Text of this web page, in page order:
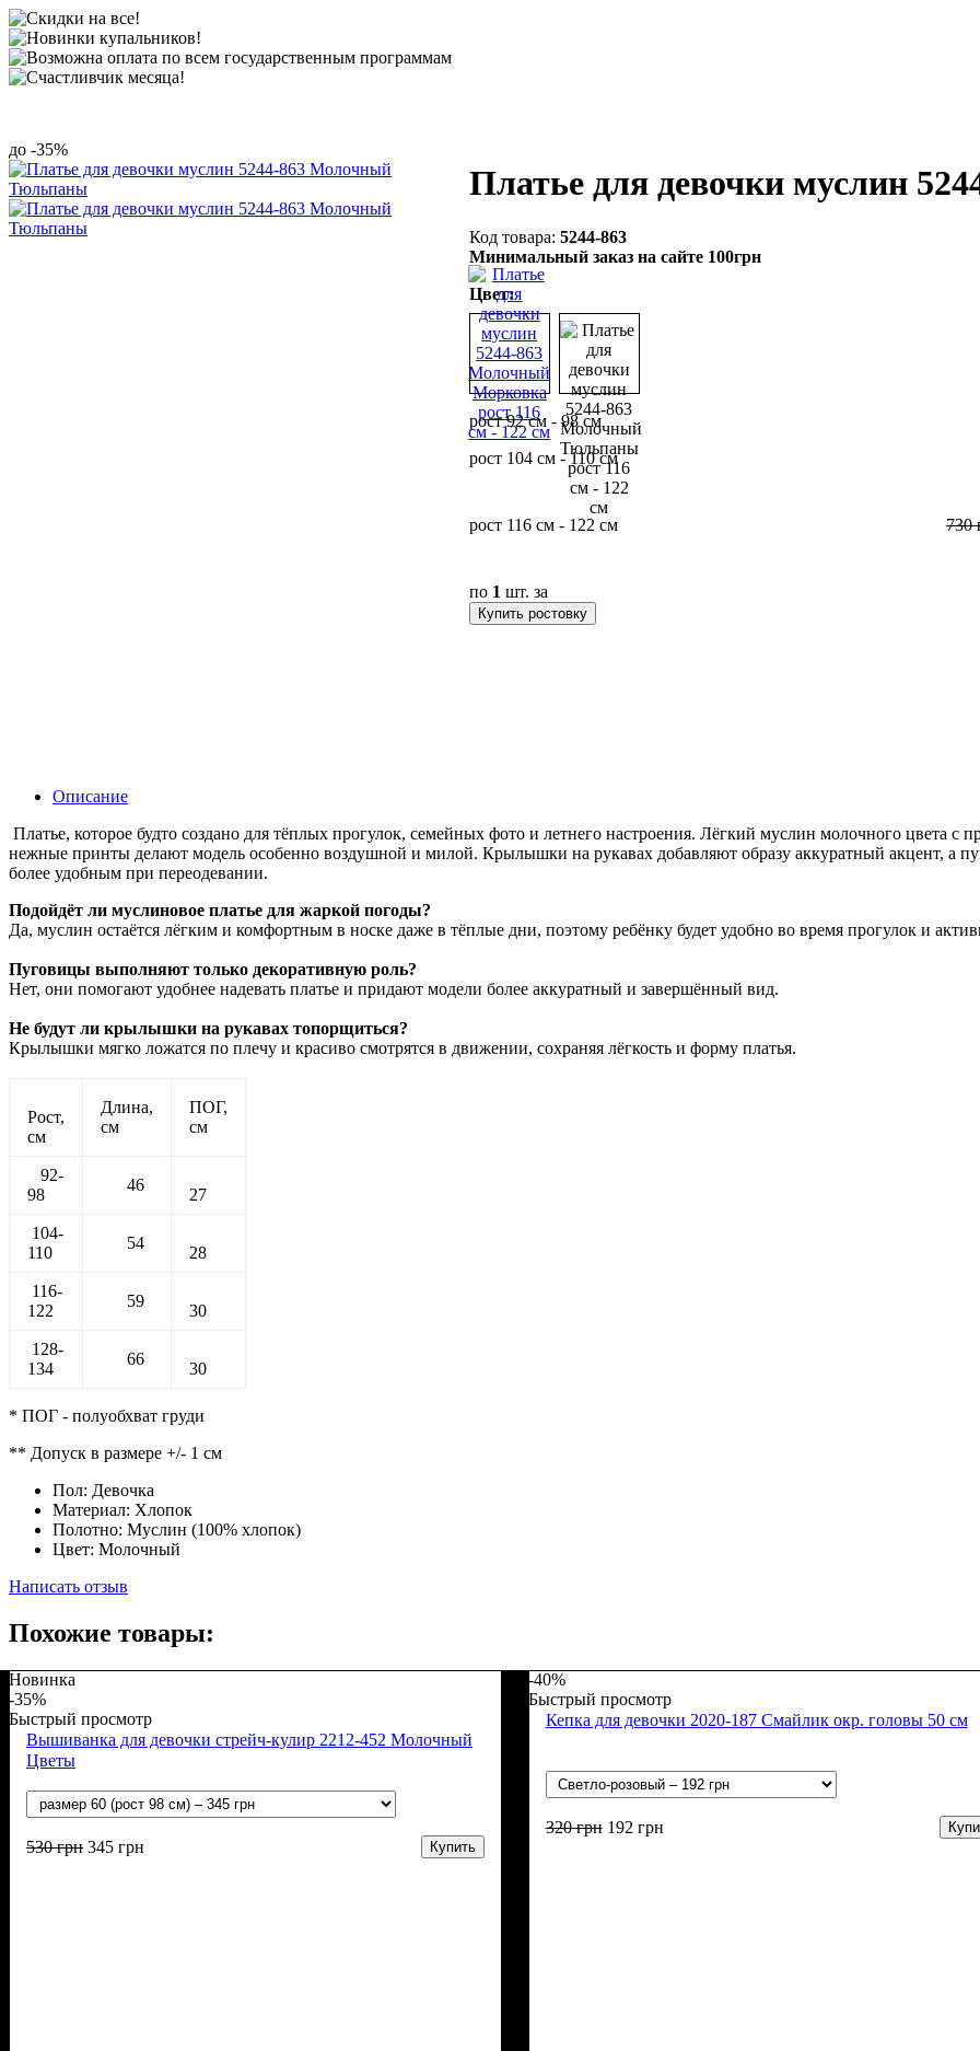
-35%
Платье для девочки муслин
5244-863
Минимальный заказ на сайте 100грн
Цвет:
рост 92 см - 98 см
рост 104 см - 110 см
рост 116 см - 122 см 730
по 1 шт. за
Купить ростовку
Описание
Платье, которое будто создано для тёплых прогулок, семейных фото и летнего настроения. Лёгкий муслин молочного цвета с
нежные принты делают модель особенно воздушной и милой. Крылышки на рукавах добавляют образу аккуратный акцент, а
более удобным при переодевании.
Подойдёт ли муслиновое платье для жаркой погоды?
Да, муслин остаётся лёгким и комфортным в носке даже в тёплые дни, поэтому ребёнку будет удобно во время прогулок и
Пуговицы выполняют только декоративную роль?
Нет, они помогают удобнее надевать платье и придают модели более аккуратный и завершённый вид.
Не будут ли крылышки на рукавах топорщиться?
Крылышки мягко ложатся по плечу и красиво смотрятся в движении, сохраняя лёгкость и форму платья.
Рост,
см
Длина,
см
ПОГ,
см
92-
98
46
27
104-
110
54
28
116-
122
59
30
128-
134
66
30
* ПОГ - полуобхват груди
** Допуск в размере +/- 1 см
Пол: Девочка
Материал: Хлопок
Полотно: Муслин (100% хлопок)
Цвет: Молочный
Написать отзыв
Похожие товары:
Новинка
-35%
Быстрый просмотр
Вышиванка для девочки стрейч-кулир 2212-452 Молочный
Цветы
530грн 345 грн Купить
-40%
Быстрый просмотр
Кепка для девочки 2020-187 Смайлик окр. головы 50 см
320грн 192 грн